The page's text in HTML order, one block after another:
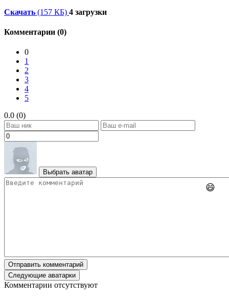
Скачать (157 КБ) 4 загрузки
Комментарии (0)
0
1
2
3
4
5
0.0 (0)
Выбрать аватар
😄
Отправить комментарий
Следующие аватарки
Комментарии отсутствуют